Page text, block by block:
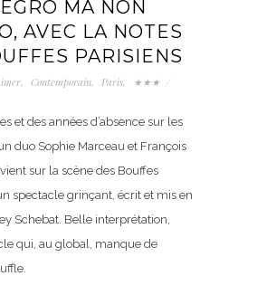
MA NON
AVEC LA NOTES
PARISIENS
, Contemporain, Paris, ★★★ /
et des années d’absence sur les
duo Sophie Marceau et François
sur la scène des Bouffes
spectacle grinçant, écrit et mis en
Schebat. Belle interprétation,
qui, au global, manque de